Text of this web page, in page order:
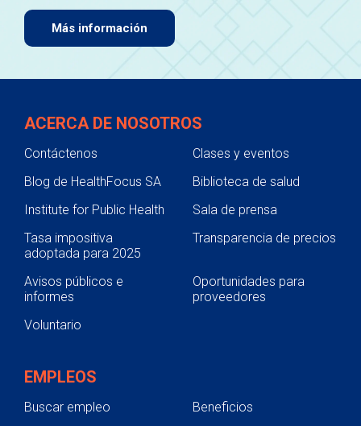
Más información
ACERCA DE NOSOTROS
Contáctenos
Clases y eventos
Blog de HealthFocus SA
Biblioteca de salud
Institute for Public Health
Sala de prensa
Tasa impositiva
adoptada para 2025
Transparencia de precios
Avisos públicos e
informes
Oportunidades para
proveedores
Voluntario
EMPLEOS
Buscar empleo
Beneficios